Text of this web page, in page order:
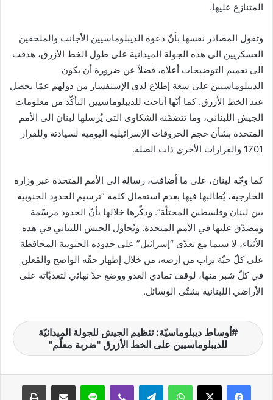
المتنازع عليها.
وتقول المصادر نفسها بأنّ دعوة الديبلوماسيين الأجانب والملحقين
العسكريين الى هذه الجولة الميدانية على طول الخط الأزرق، هدفت
الى تعميم التوضيحات أعلاه، فضلاً عن ضرورة أن يكون
الديبلوماسيين على سعة إطلاع لدى الإستفسار من دولهم عمّا يحصل
عند الخط الأزرق. كما أنّها أتاحت للديبلوماسيين التأكّد من معلومات
الجيش اللبناني، وما تتضمّنه الشكاوى التي يُرسلها لبنان الى الأمم
المتحدة بشأن حجم الخروقات الإسرائيلية اليومية لسيادته وللقرار
1701 والقرارات الأخرى ذات الصلة.
كما وجّه لبنان، على ما أضافت، رسالة الى الأمم المتحدة عبر وزارة
الخارجية، يُطالبها فيها بعدم استعمال كلمة “ترسيم الحدود الجنوبية
بين لبنان وفلسطين المحتلّة”. وذكّرها خلالها بأنّ الحدود مرسّمة
ومصدّق عليها في الأمم المتحدة. ويُحاول الجيش اللبناني في هذه
الأثناء، لا سيما مع تعدّي “إسرائيل” على حدوده الجنوبية المحافظة
على كلّ حبّة تراب من أرضه، من خلال إظهار حقّه الواضح والمُعلن
في كلّ شبر منها، لوقف تمادي العدو ووضع حدّ نهائي لتعديّاته على
الأراضي اللبنانية بشتّى الوسائل.
أوساط ديبلوماسيّة: تنظيم الجيش للجولة الميدانيّة
للديبلوماسيين على الخط الأزرق "ضربة معلّم"
واتساب لاين